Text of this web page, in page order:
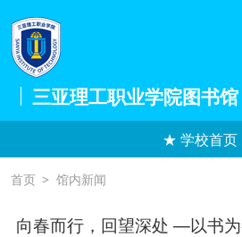
三亚理工职业学院图书馆
★ 学校首页
首页 > 馆内新闻
向春而行，回望深处 —以书